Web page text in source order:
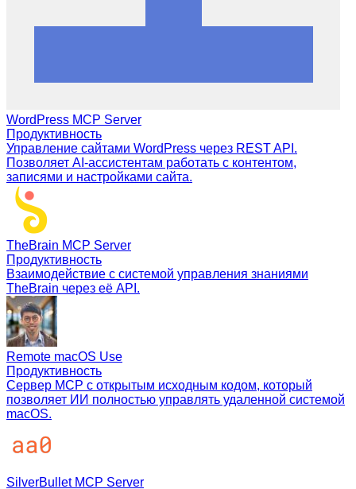
WordPress MCP Server
Продуктивность
Управление сайтами WordPress через REST API.
Позволяет AI-ассистентам работать с контентом,
записями и настройками сайта.
TheBrain MCP Server
Продуктивность
Взаимодействие с системой управления знаниями
TheBrain через её API.
Remote macOS Use
Продуктивность
Сервер MCP с открытым исходным кодом, который
позволяет ИИ полностью управлять удаленной системой
macOS.
SilverBullet MCP Server